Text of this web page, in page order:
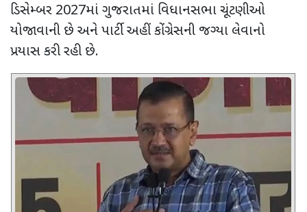
ડિસેમ્બર 2027માં ગુજરાતમાં વિધાનસભા ચૂંટણીઓ
યોજાવાની છે અને પાર્ટી અહીં કોંગ્રેસની જગ્યા લેવાનો
પ્રયાસ કરી રહી છે.